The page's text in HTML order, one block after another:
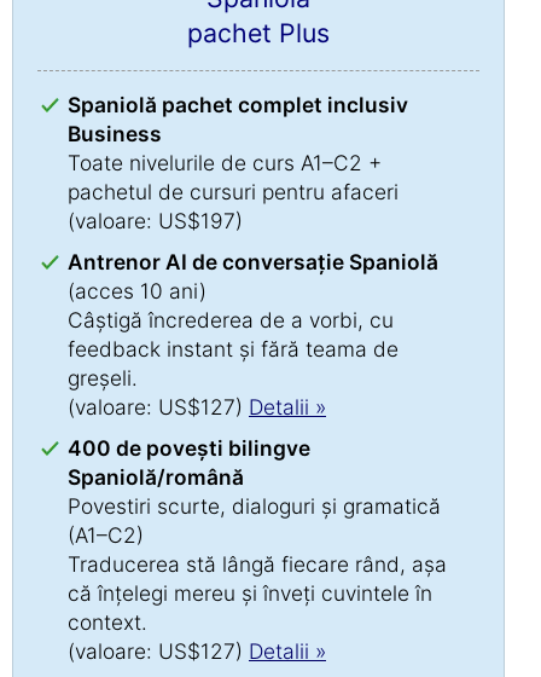
pachet Plus
Spaniolă pachet complet inclusiv
Business
Toate nivelurile de curs A1–C2 +
pachetul de cursuri pentru afaceri
(valoare: US$197)
Antrenor AI de conversație Spaniolă
(acces 10 ani)
Câștigă încrederea de a vorbi, cu
feedback instant și fără teama de
greșeli.
(valoare: US$127) Detalii »
400 de povești bilingve
Spaniolă/română
Povestiri scurte, dialoguri și gramatică
(A1–C2)
Traducerea stă lângă fiecare rând, așa
că înțelegi mereu și înveți cuvintele în
context.
(valoare: US$127) Detalii »